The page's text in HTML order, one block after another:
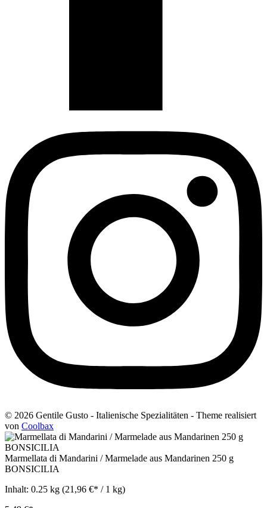
© 2026 Gentile Gusto - Italienische Spezialitäten - Theme realisiert
von Coolbax
Marmellata di Mandarini / Marmelade aus Mandarinen 250 g
BONSICILIA
Inhalt: 0.25 kg (21,96 €* / 1 kg)